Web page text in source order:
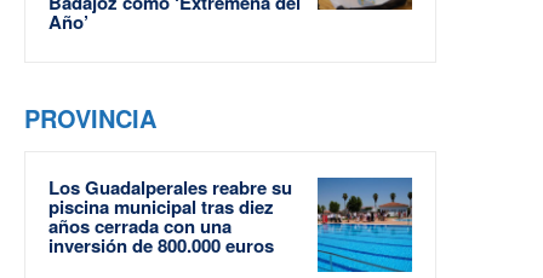
Año’
PROVINCIA
Los Guadalperales reabre su
piscina municipal tras diez
años cerrada con una
inversión de 800.000 euros